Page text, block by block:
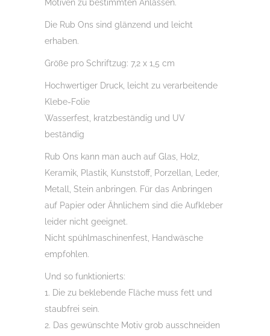
Motiven zu bestimmten Anlässen.
Die Rub Ons sind glänzend und leicht
erhaben.
Größe pro Schriftzug: 7,2 x 1,5 cm
Hochwertiger Druck, leicht zu verarbeitende
Klebe-Folie
Wasserfest, kratzbeständig und UV
beständig
Rub Ons kann man auch auf Glas, Holz,
Keramik, Plastik, Kunststoff, Porzellan, Leder,
Metall, Stein anbringen. Für das Anbringen
auf Papier oder Ähnlichem sind die Aufkleber
leider nicht geeignet.
Nicht spühlmaschinenfest, Handwäsche
empfohlen.
Und so funktionierts:
1. Die zu beklebende Fläche muss fett und
staubfrei sein.
2. Das gewünschte Motiv grob ausschneiden